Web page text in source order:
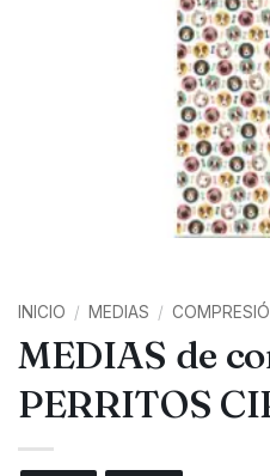
INICIO / MEDIAS /
MEDIAS de
PERRITOS